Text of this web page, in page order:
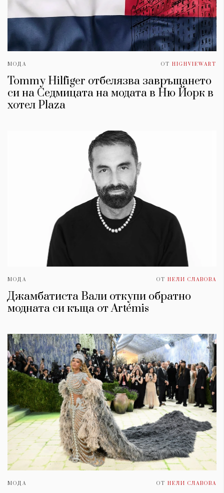
МОДА ОТ HIGHVIEWART
Tommy Hilfiger отбелязва завръщането
си на Седмицата на модата в Ню Йорк в
хотел Plaza
МОДА ОТ НЕЛИ СЛАВОВА
Джамбатиста Вали откупи обратно
модната си къща от Artémis
МОДА ОТ НЕЛИ СЛАВОВА